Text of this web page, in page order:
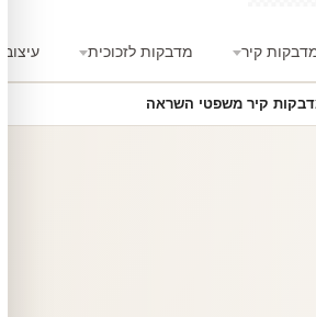
קיר מדבקות לזכוכית עיצוב
קיר משפטי השראה